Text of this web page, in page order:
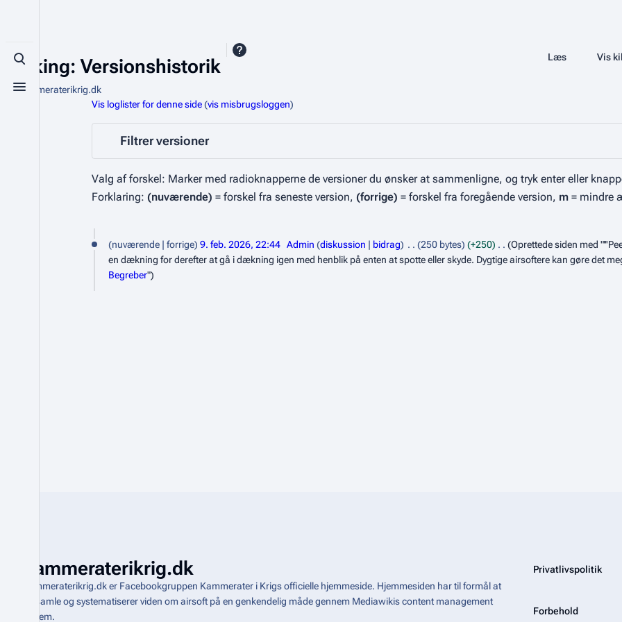
Toggle search
Toggle menu
Peeking: Versionshistorik
Fra Kammeraterikrig.dk
Visninger
Læs Vis
Se historik
Vis loglister for denne side(vis misbrugsloggen)
Filtrer versioner
Valg af forskel: Marker med radioknapperne de versioner du ønsker at sammenligne, og tryk enter eller
Forklaring: (nuværende) = forskel fra seneste version, (forrige) = forskel fra foregående version, m = mindre
9
e
nuværende forrige 9. feb. 2026, 22:44 Admin diskussion bidrag 250 bytes +250
Oprettede siden med
en dækning for derefter at gå i dækning igen med henblik på enten at spotte eller skyde. Dygtige airsoftere kan gøre det
Begreber"
Kammeraterikrig.dk
Kammeraterikrig.dk er Facebookgruppen Kammerater i Krigs officielle hjemmeside. Hjemmesiden har til formål at
indsamle og systematiserer viden om airsoft på en genkendelig måde gennem Mediawikiscontent management
system.
Privatlivspolitik
Forbehold